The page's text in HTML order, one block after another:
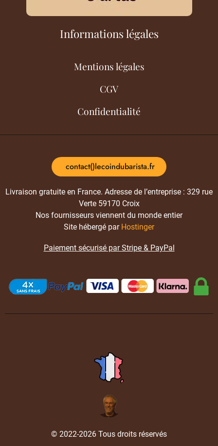
Informations légales
Mentions légales
CGV
Confidentialité
contact()lecoindubarista.fr
Livraison gratuite en France. Adresse de l’entreprise : 329 rue
Verte 59170 Croix
Nos fournisseurs viennent du monde entier
Site hébergé par Hostinger
Paiement sécurisé par Stripe & PayPal
© 2022-2026 Tous droits réservés